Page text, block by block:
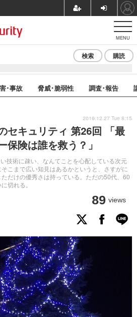
MENU
検索 購読
･事故 脅威･脆弱性 調査･報告
セキュリティ 第26回 「最
保険は誰を救う？」
技術に疎い、なんてことを心配している次元
こまで広い知見はあるかというと、さすがに
だけの優秀さは持っている。ただの50代、60
切れる。
89 views
2016.12.27 Tue 8:15